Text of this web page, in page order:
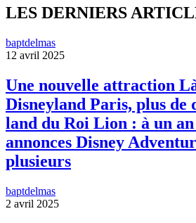
LES DERNIERS
baptdelmas
12 avril 2025
Une nouvelle attraction
Disneyland Paris, plus de
land du Roi Lion : à un
annonces Disney
plusieurs
baptdelmas
2 avril 2025